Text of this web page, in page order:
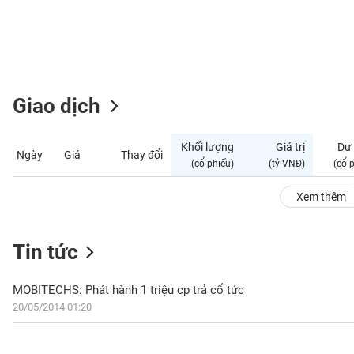
Giao dịch
Ngày Giá Thay đổi
Khối lượng
(cổ phiếu)
Giá trị
(tỷ VNĐ)
Dư
(cổ
Xem thêm
Tin tức
MOBITECHS: Phát hành 1 triệu cp trả cổ tức
20/05/2014 01:20
CÁ
NHÂN
TÍCH